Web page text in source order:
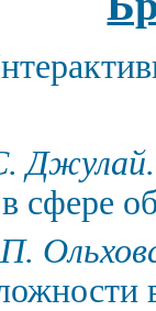
в сфере